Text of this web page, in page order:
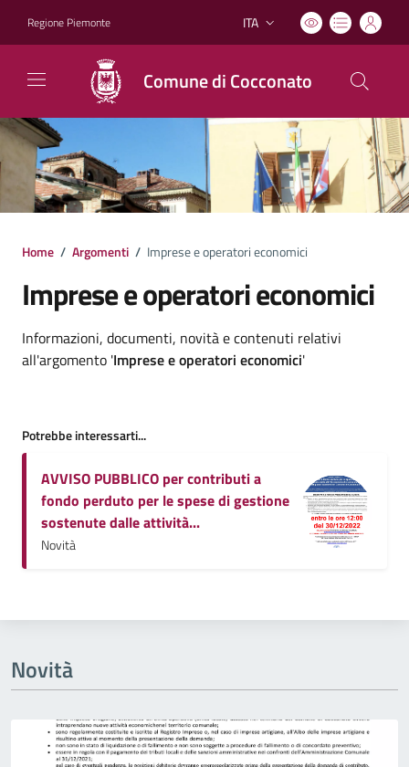
Regione Piemonte Lingua attiva:
ITA
Comune di Cocconato
Home / Argomenti / Imprese e operatori economici
Imprese e operatori economici
Dettagli argomento
Informazioni, documenti, novità e contenuti relativi
all'argomento 'Imprese e operatori economici'
Potrebbe interessarti...
AVVISO PUBBLICO per contributi a
fondo perduto per le spese di gestione
sostenute dalle attività...
Novità
Novità